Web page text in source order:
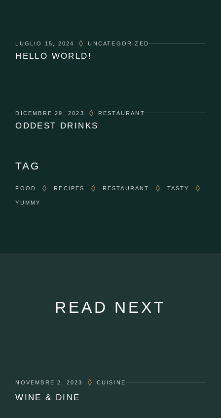
LUGLIO 15, 2024 UNCATEGORIZED
HELLO WORLD!
DICEMBRE 29, 2023 RESTAURANT
ODDEST DRINKS
TAG
FOOD RECIPES RESTAURANT TASTY
YUMMY
READ NEXT
NOVEMBRE 2, 2023 CUISINE
WINE & DINE